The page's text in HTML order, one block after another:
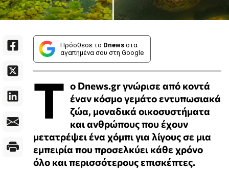
Πρόσθεσε το Dnews στα
αγαπημένα σου στη Google
Τ ο Dnews.gr γνώρισε από κοντά
έναν κόσμο γεμάτο εντυπωσιακά
ζώα, μοναδικά οικοσυστήματα
και ανθρώπους που έχουν
μετατρέψει ένα χόμπι για λίγους σε μια
εμπειρία που προσελκύει κάθε χρόνο
όλο και περισσότερους επισκέπτες.